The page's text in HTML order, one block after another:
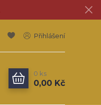
Přihlášení
0 ks
0,00 Kč